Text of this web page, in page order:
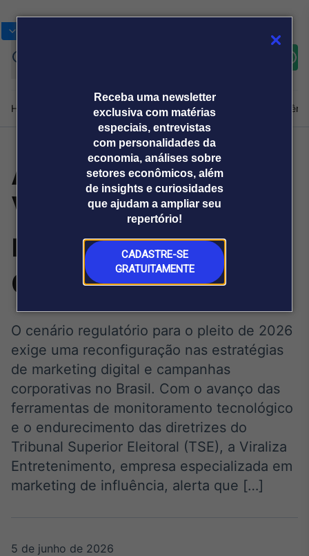
Receba uma newsletter
exclusiva com matérias
especiais, entrevistas
com personalidades da
economia, análises sobre
setores econômicos, além
de insights e curiosidades
que ajudam a ampliar seu
repertório!
CADASTRE-SE
GRATUITAMENTE
Home Produtos e soluçõesNotíciasBlogWeekend
Broadcast
Broadcast+
O mercado
financeiro em
tempo real
Broadcast
Agro
Tudo sobre o
agronegócio
Broadcast
Político
Os bastidores da
real
Sobre nós Releases Broadcast
Prêmio Broadcast
Analistas
Prêmio Broadcast
Empresas
Agências de
comunicação
Releases
Análise da
Viraliza debate
regras eleitorais
de 2026
O cenário regulatório para o pleito de 2026
exige uma reconfiguração nas estratégias
de marketing digital e campanhas
corporativas no Brasil. Com o avanço das
ferramentas de monitoramento tecnológico
e o endurecimento das diretrizes do
Tribunal Superior Eleitoral (TSE), a Viraliza
Entretenimento, empresa especializada em
marketing de influência, alerta que […]
5 de junho de 2026